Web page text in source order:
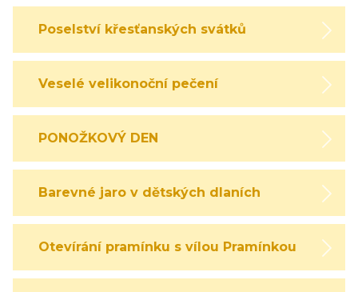
Poselství křesťanských svátků
Veselé velikonoční pečení
PONOŽKOVÝ DEN
Barevné jaro v dětských dlaních
Otevírání pramínku s vílou Pramínkou